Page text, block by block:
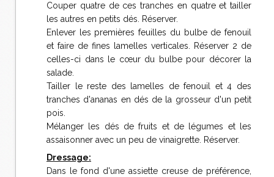
Couper quatre de ces tranches en quatre et tailler
les autres en petits dés. Réserver.
Enlever les premières feuilles du bulbe de fenouil
et faire de fines lamelles verticales. Réserver 2 de
celles-ci dans le cœur du bulbe pour décorer la
salade.
Tailler le reste des lamelles de fenouil et 4 des
tranches d'ananas en dés de la grosseur d'un petit
pois.
Mélanger les dés de fruits et de légumes et les
assaisonner avec un peu de vinaigrette. Réserver.
Dressage:
Dans le fond d'une assiette creuse de préférence,